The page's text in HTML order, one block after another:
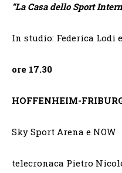
“La Casa dello Sport
In studio: Federica Lodi
ore 17.30
HOFFENHEIM-
Sky Sport Arena e NOW
telecronaca Pietro